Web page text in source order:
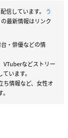
信しています。
う
の最新情報はリンク
・俳優などの情
VTuberなどストリー
います。
ち情報など、女性オ